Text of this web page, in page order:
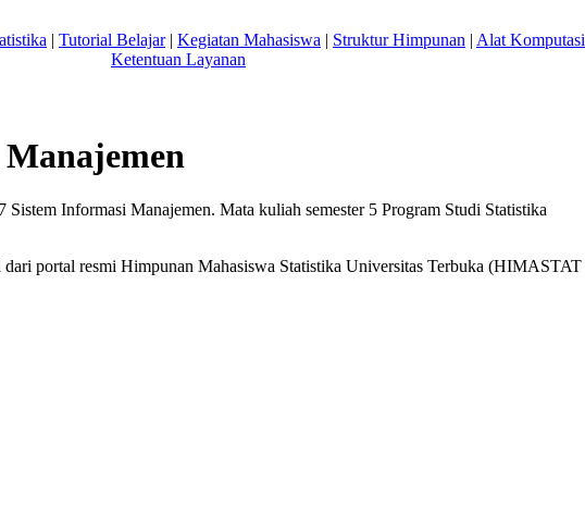
| Tutorial Belajar| Kegiatan Mahasiswa | Struktur Himpunan | Alat Komputasi
Ketentuan Layanan
Informasi Manajemen. Mata kuliah semester 5 Program Studi Statistika
portal resmi Himpunan Mahasiswa Statistika Universitas Terbuka (HIMASTAT